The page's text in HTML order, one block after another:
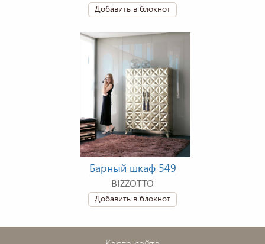
Добавить в блокнот
Барный шкаф 549
BIZZOTTO
Добавить в блокнот